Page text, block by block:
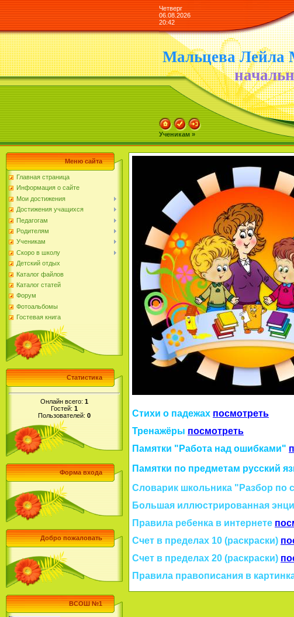
Четверг
06.08.2026
20:42
Мальцева Лейла
Ученикам »
Меню сайта
Главная страница
Информация о сайте
Мои достижения
Достижения учащихся
Педагогам
Родителям
Ученикам
Скоро в школу
Детский отдых
Каталог файлов
Каталог статей
Форум
Фотоальбомы
Гостевая книга
Статистика
Онлайн всего: 1
Гостей: 1
Пользователей: 0
Форма входа
Добро пожаловать
ВСОШ №1
Стихи о падежах посмотреть
Тренажёры посмотреть
Памятки "Работа над ошибками"
Памятки по предметам русский
Словарик школьника "Разбор по
Большая иллюстрированная
Правила ребенка в интернете
Счет в пределах 10 (раскраски)
Счет в пределах 20 (раскраски)
Правила правописания в